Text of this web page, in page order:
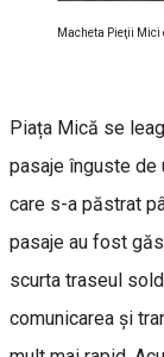
Macheta Pieţii Mici
Piața Mică se
pasaje înguste de
care s-a păstrat
pasaje au fost
scurta traseul
comunicarea și